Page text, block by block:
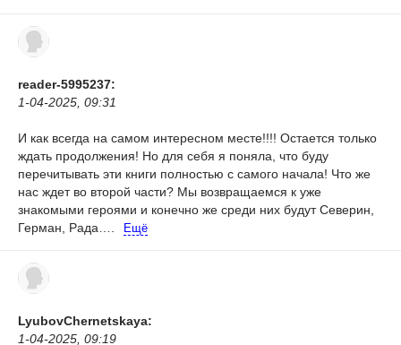
reader-5995237:
1-04-2025, 09:31
И как всегда на самом интересном месте!!!! Остается только
ждать продолжения! Но для себя я поняла, что буду
перечитывать эти книги полностью с самого начала! Что же
нас ждет во второй части? Мы возвращаемся к уже
знакомыми героями и конечно же среди них будут Северин,
Герман, Рада….
Ещё
LyubovChernetskaya:
1-04-2025, 09:19